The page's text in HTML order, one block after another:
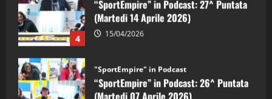
4 15/04/2026
5
(Martedi 07 Aprile 2026)
08/04/2026